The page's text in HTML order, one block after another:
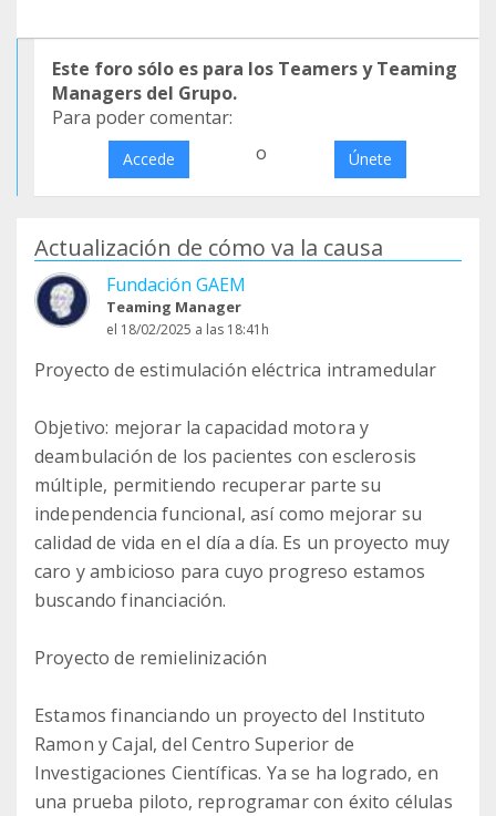
Este foro sólo es para los Teamers y Teaming
Managers del Grupo.
Para poder comentar:
Accede o Únete
Actualización de cómo va la causa
Fundación GAEM
Teaming Manager
el 18/02/2025 a las 18:41h
Proyecto de estimulación eléctrica intramedular
Objetivo: mejorar la capacidad motora y
deambulación de los pacientes con esclerosis
múltiple, permitiendo recuperar parte su
independencia funcional, así como mejorar su
calidad de vida en el día a día. Es un proyecto muy
caro y ambicioso para cuyo progreso estamos
buscando financiación.
Proyecto de remielinización
Estamos financiando un proyecto del Instituto
Ramon y Cajal, del Centro Superior de
Investigaciones Científicas. Ya se ha logrado, en
una prueba piloto, reprogramar con éxito células